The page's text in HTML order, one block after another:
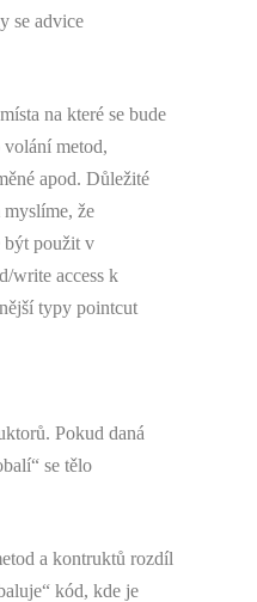
se advice
na které se bude
metod,
apod. Důležité
že
být použit v
write access k
typy pointcut
Pokud daná
se tělo
a kontruktů rozdíl
kód, kde je